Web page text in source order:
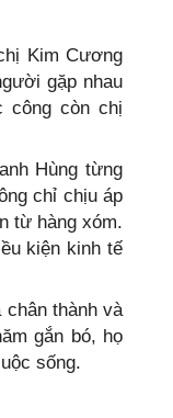
Kim Cương
gặp nhau
công còn chị
Hùng từng
chỉ chịu áp
từ hàng xóm.
kiện kinh tế
thành và
gắn bó, họ
sống.